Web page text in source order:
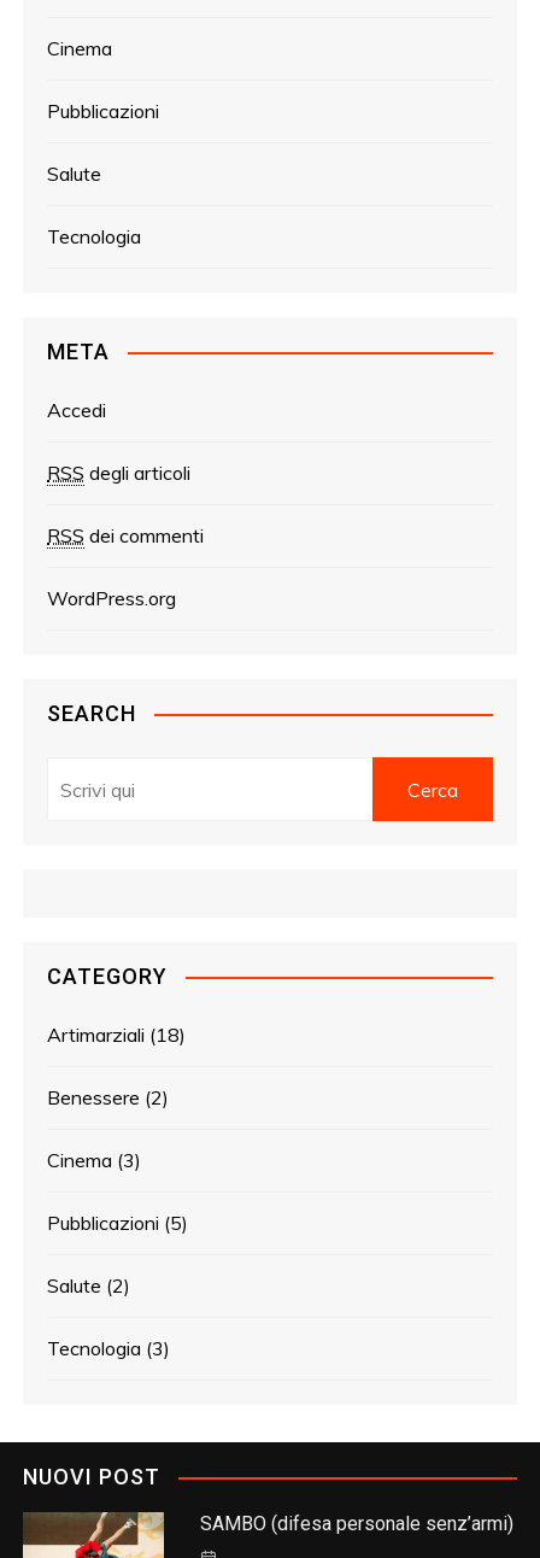
Cinema
Pubblicazioni
Salute
Tecnologia
META
Accedi
RSS degli articoli
RSS dei commenti
WordPress.org
SEARCH
CATEGORY
Artimarziali (18)
Benessere (2)
Cinema (3)
Pubblicazioni (5)
Salute (2)
Tecnologia (3)
NUOVI POST
SAMBO (difesa personale senz’armi)